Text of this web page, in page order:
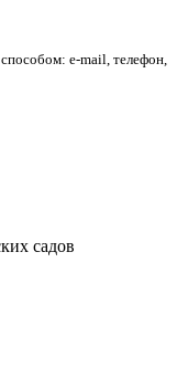
e-mail, телефон,
садов